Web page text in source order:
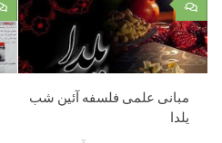
۰
مبانی علمی فلسفه آئین شب
یلدا